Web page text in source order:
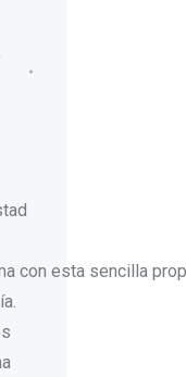
con esta sencilla